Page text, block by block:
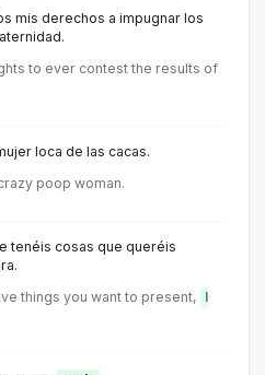
mis derechos a impugnar los
to ever contest the results of
loca de las cacas.
poop woman.
tenéis cosas que queréis
things you want to present, I